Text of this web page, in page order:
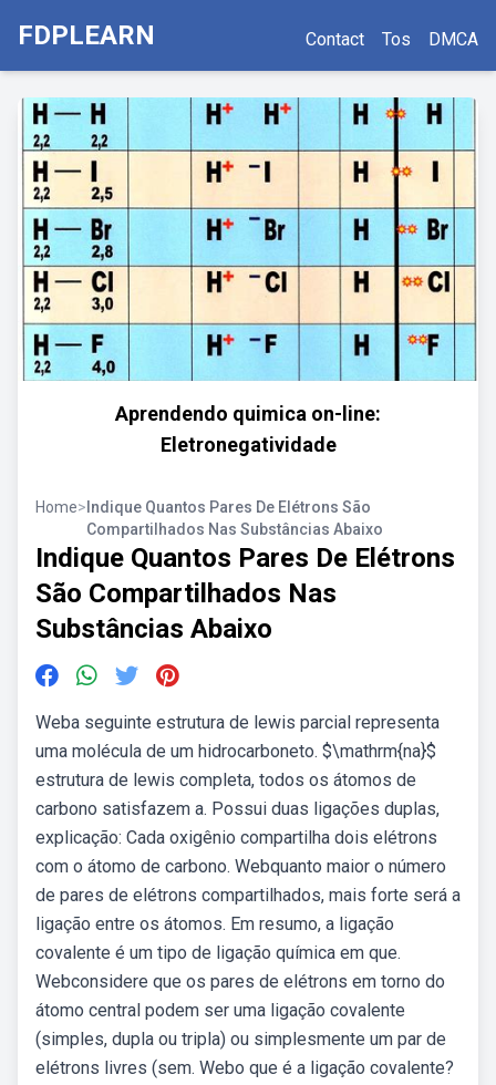
FDPLEARN Contact Tos DMCA
Aprendendo quimica on-line:
Eletronegatividade
Home> Indique Quantos Pares De Elétrons São
Compartilhados Nas Substâncias Abaixo
Indique Quantos Pares De Elétrons
São Compartilhados Nas
Substâncias Abaixo
Weba seguinte estrutura de lewis parcial representa
uma molécula de um hidrocarboneto. $\mathrm{na}$
estrutura de lewis completa, todos os átomos de
carbono satisfazem a. Possui duas ligações duplas,
explicação: Cada oxigênio compartilha dois elétrons
com o átomo de carbono. Webquanto maior o número
de pares de elétrons compartilhados, mais forte será a
ligação entre os átomos. Em resumo, a ligação
covalente é um tipo de ligação química em que.
Webconsidere que os pares de elétrons em torno do
átomo central podem ser uma ligação covalente
(simples, dupla ou tripla) ou simplesmente um par de
elétrons livres (sem. Webo que é a ligação covalente?